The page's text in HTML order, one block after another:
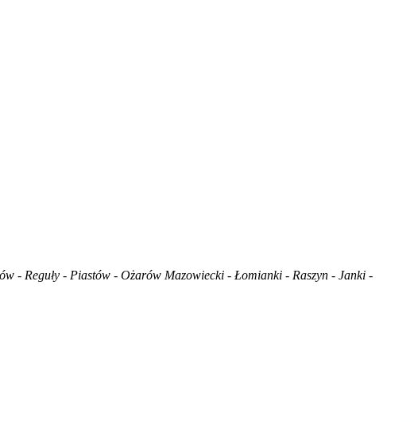
- Reguły - Piastów - Ożarów Mazowiecki - Łomianki - Raszyn - Janki -